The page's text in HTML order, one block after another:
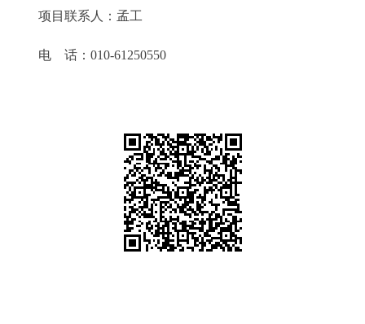
项目联系人：孟工
电 话：010-61250550